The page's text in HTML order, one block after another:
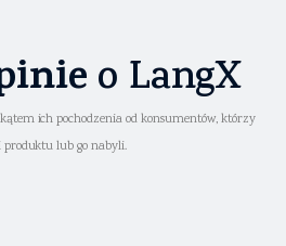
o LangX
ich pochodzenia od konsumentów, którzy
lub go nabyli.